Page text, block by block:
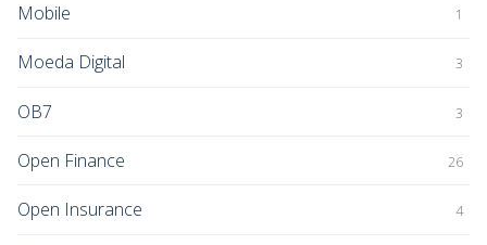
Mobile 1
Moeda Digital 3
OB7 3
Open Finance 26
Open Insurance 4